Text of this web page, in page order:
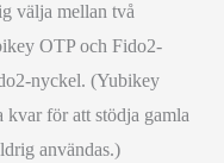
välja mellan två
OTP och Fido2-
nyckel. (Yubikey
för att stödja gamla
användas.)